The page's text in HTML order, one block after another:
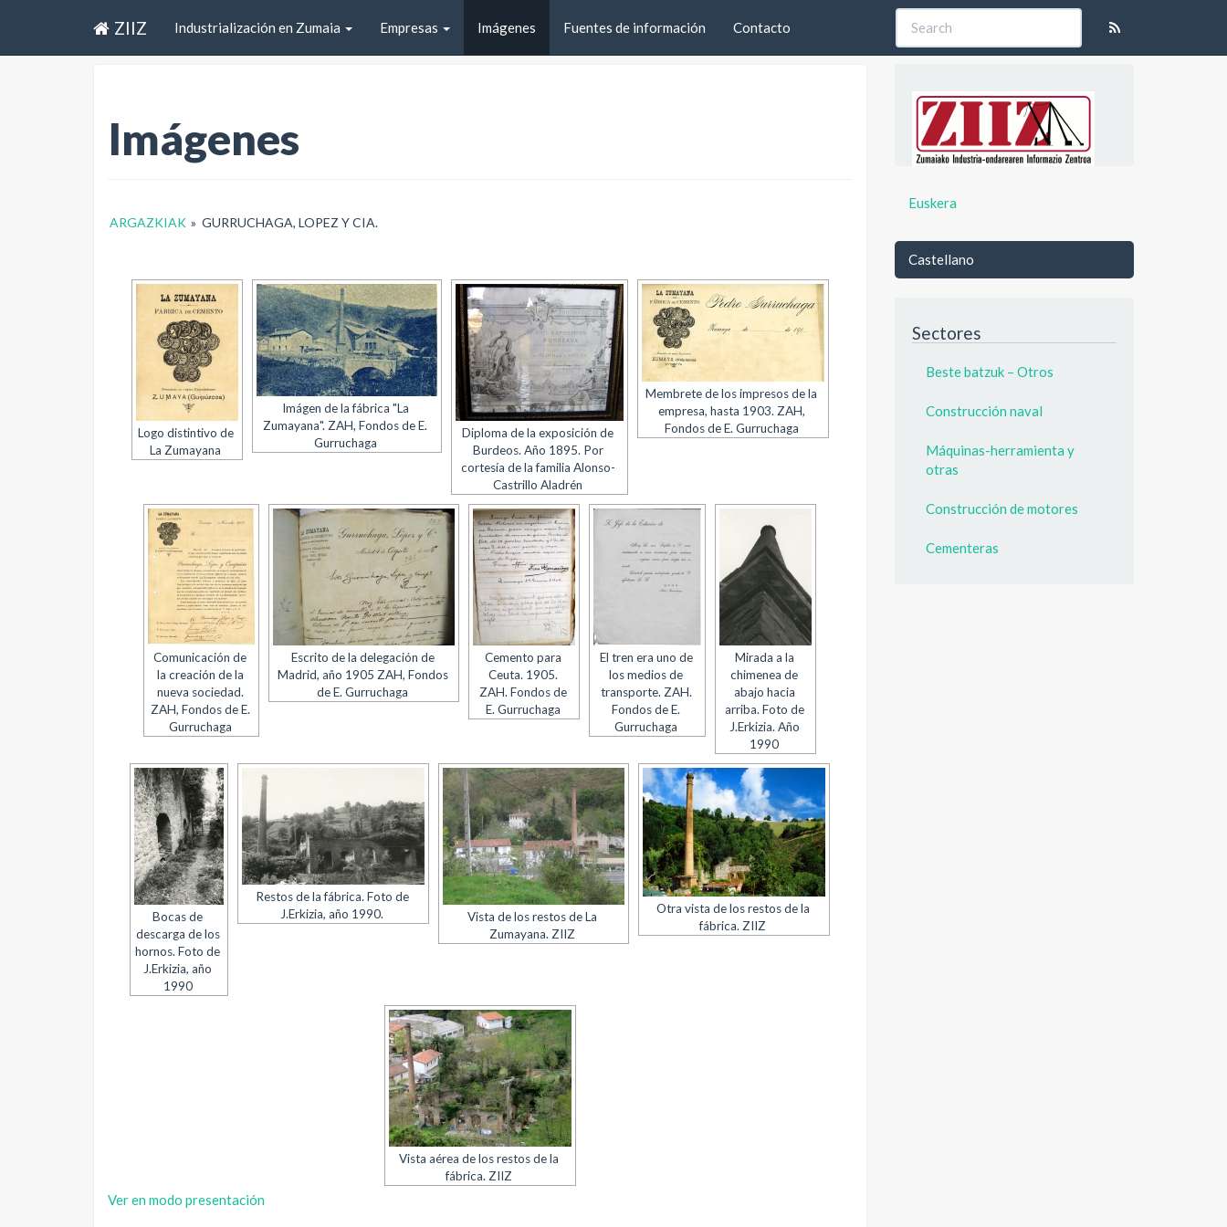
ZIIZ Industrialización en Zumaia Empresas Imágenes Fuentes de información Contacto
Imágenes
ARGAZKIAK » GURRUCHAGA, LOPEZ Y CIA.
Logo distintivo de
La Zumayana
Imágen de la fábrica "La
Zumayana". ZAH, Fondos de E.
Gurruchaga
Diploma de la exposición de
Burdeos. Año 1895. Por
cortesía de la familia Alonso-
Castrillo Aladrén
Membrete de los impresos de la
empresa, hasta 1903. ZAH,
Fondos de E. Gurruchaga
Comunicación de
la creación de la
nueva sociedad.
ZAH, Fondos de E.
Gurruchaga
Escrito de la delegación de
Madrid, año 1905 ZAH, Fondos
de E. Gurruchaga
Cemento para
Ceuta. 1905.
ZAH. Fondos de
E. Gurruchaga
El tren era uno de
los medios de
transporte. ZAH.
Fondos de E.
Gurruchaga
Mirada a la
chimenea de
abajo hacia
arriba. Foto de
J.Erkizia. Año
1990
Bocas de
descarga de los
hornos. Foto de
J.Erkizia, año
1990
Restos de la fábrica. Foto de
J.Erkizia, año 1990.
Vista de los restos de La
Zumayana. ZIIZ
Otra vista de los restos de la
fábrica. ZIIZ
Vista aérea de los restos de la
fábrica. ZIIZ
Ver en modo presentación
Euskera
Castellano
Sectores
Beste batzuk – Otros
Construcción naval
Máquinas-herramienta y
otras
Construcción de motores
Cementeras